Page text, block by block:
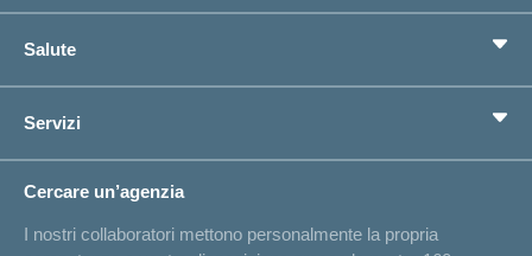
Assicurazioni complementari
Previdenza
Cerco un'assicurazione per...
Circostanze di vita
Sull'assicurazione
Salute
Bussola della salute
Servizi
Elenchi degli ospedali
Annuncio d'infortunio
Cercare un’agenzia
I nostri collaboratori mettono personalmente la propria